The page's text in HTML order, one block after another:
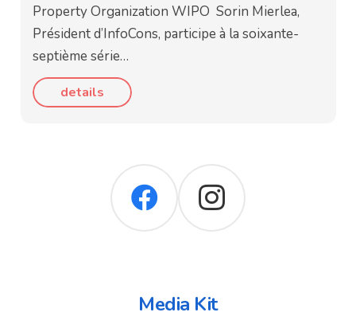
Property Organization WIPO Sorin Mierlea,
Président d’InfoCons, participe à la soixante-
septième série…
details
Media Kit